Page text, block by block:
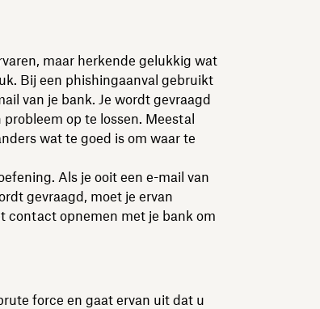
maar herkende gelukkig wat
Bij een phishingaanval gebruikt
van je bank. Je wordt gevraagd
op te lossen. Meestal
wat te goed is om waar te
Als je ooit een e-mail van
gevraagd, moet je ervan
contact opnemen met je bank om
force en gaat ervan uit dat u